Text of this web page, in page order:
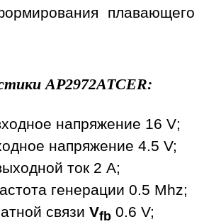
плавающего
AP2972ATCER:
напряжение 16 V;
напряжение 4.5 V;
ток 2 A;
генерации 0.5 Mhz;
связи Vfb 0.6 V;